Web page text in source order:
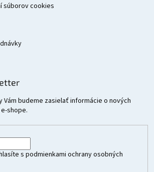
súborov cookies
Vám budeme zasielať informácie o nových
shope.
s podmienkami ochrany osobných